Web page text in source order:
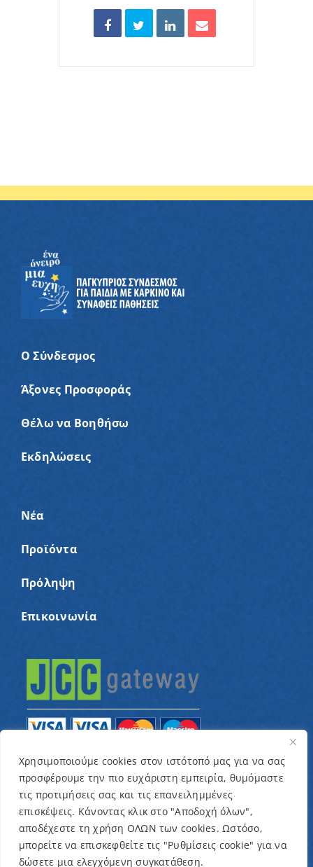
Χρησιμοποιούμε cookies στον ιστότοπό μας για να σας
προσφέρουμε την πιο ευχάριστη εμπειρία, θυμόμαστε
τις προτιμήσεις σας και τις επανειλημμένες
επισκέψεις. Κάνοντας κλικ στο "Αποδοχή όλων",
αποδέχεστε τη χρήση ΟΛΩΝ των cookies. Ωστόσο,
μπορείτε να επισκεφθείτε τις "Ρυθμίσεις cookie" για να
δώσετε μια ελεγχόμενη συγκατάθεση.
Ο Σύνδεσμος
Άξονες Προσφοράς
Θέλω να Βοηθήσω
Εκδηλώσεις
Νέα
Προϊόντα
Πρόληψη
Επικοινωνία
© Copyright 2022 – Παγκύπριος Σύνδεσμος για
παιδιά με καρκίνο και συναφείς παθήσεις «Ένα
Όνειρο Μια Ευχή» / Designed & Developed byNETinfo
Plc